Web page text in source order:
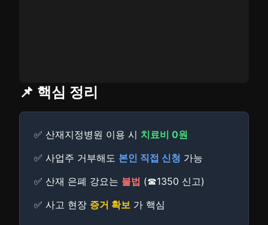
📌 핵심 정리
✅ 산재지정병원 이용 시 치료비 0원
✅ 사업주 거부해도 본인 직접 신청 가능
✅ 산재 은폐 강요는 불법 (☎1350 신고)
✅ 사고 현장 증거 확보 가 핵심